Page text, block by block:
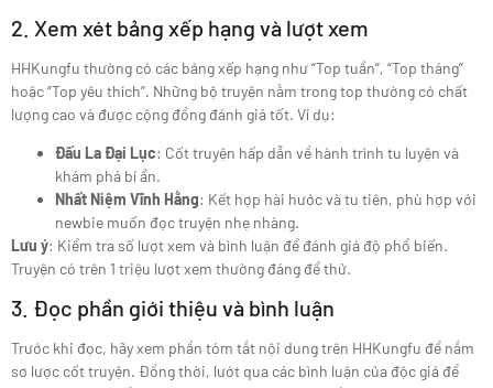
2. Xem xét bảng xếp hạng và lượt xem
HHKungfu thường có các bảng xếp hạng như “Top tuần”, “Top tháng”
hoặc “Top yêu thích”. Những bộ truyện nằm trong top thường có chất
lượng cao và được cộng đồng đánh giá tốt. Ví dụ:
Đấu La Đại Lục: Cốt truyện hấp dẫn về hành trình tu luyện và
khám phá bí ẩn.
Nhất Niệm Vĩnh Hằng: Kết hợp hài hước và tu tiên, phù hợp với
newbie muốn đọc truyện nhẹ nhàng.
Lưu ý: Kiểm tra số lượt xem và bình luận để đánh giá độ phổ biến.
Truyện có trên 1 triệu lượt xem thường đáng để thử.
3. Đọc phần giới thiệu và bình luận
Trước khi đọc, hãy xem phần tóm tắt nội dung trên HHKungfu để nắm
sơ lược cốt truyện. Đồng thời, lướt qua các bình luận của độc giả để